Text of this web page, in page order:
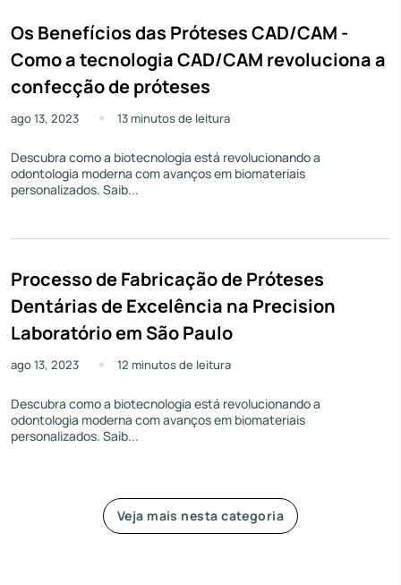
Os Benefícios das Próteses CAD/CAM -
Como a tecnologia CAD/CAM revoluciona a
confecção de próteses
ago 13, 2023 13 minutos de leitura
Descubra como a biotecnologia está revolucionando a
odontologia moderna com avanços em biomateriais
personalizados. Saib...
Processo de Fabricação de Próteses
Dentárias de Excelência na Precision
Laboratório em São Paulo
ago 13, 2023 12 minutos de leitura
Descubra como a biotecnologia está revolucionando a
odontologia moderna com avanços em biomateriais
personalizados. Saib...
Veja mais nesta categoria